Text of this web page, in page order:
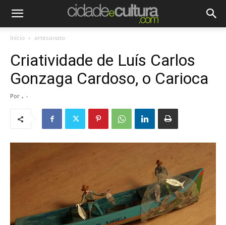
Início artesanato
Criatividade de Luís Carlos
Gonzaga Cardoso, o Carioca
Por . -